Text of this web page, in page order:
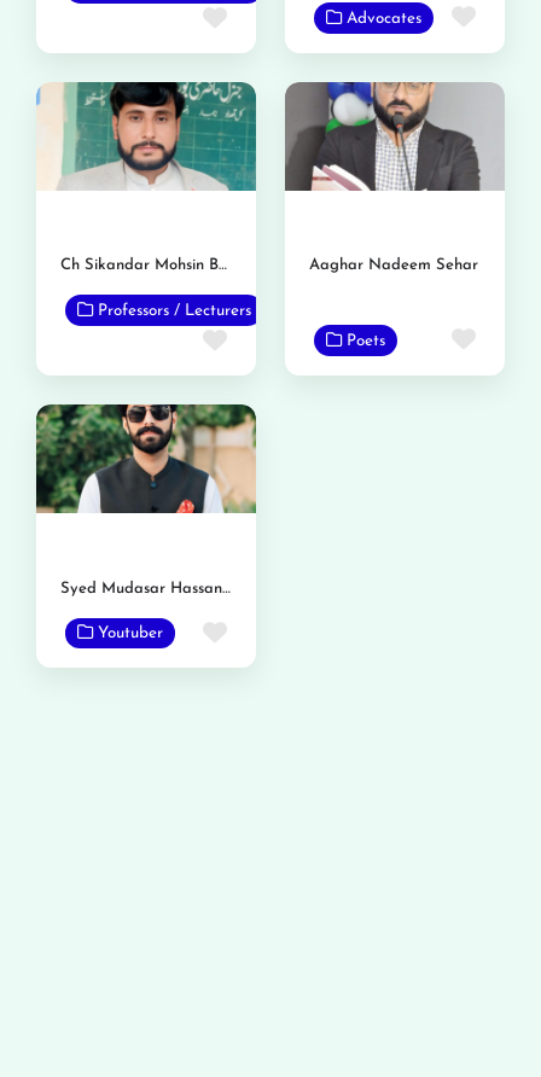
Favorite Advocates
Ch Sikandar Mohsin Busal
Professors / Lecturers
Favorite
Aaghar Nadeem Sehar
Poets
Syed Mudasar Hassan Bukhari
Youtuber Favorite